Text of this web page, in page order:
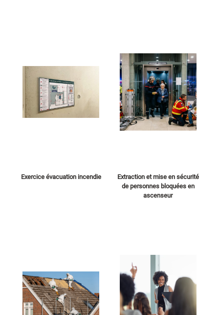
Exercice évacuation incendie
Extraction et mise en sécurité
de personnes bloquées en
ascenseur